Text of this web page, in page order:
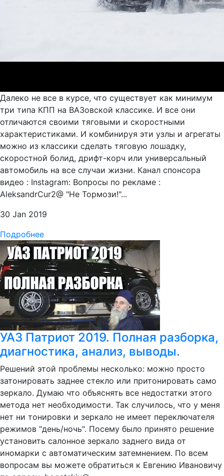
Далеко не все в курсе, что существует как минимум
три типа КПП на ВАЗовской классике. И все они
отличаются своими тяговыми и скоростными
характеристиками. И комбинируя эти узлы и агрегаты
можно из классики сделать тяговую лошадку,
скоростной болид, дрифт-корч или универсальный
автомобиль на все случаи жизни. Канал спонсора
видео : Instagram: Вопросы по рекламе :
AleksandrCur2@ "Не Тормози!"...
30 Jan 2019
Подробнее
УАЗ Патриот 2019. Полная разборка,
диагностика, анализ, выводы.
Решений этой проблемы несколько: можно просто
затонировать заднее стекло или притонировать само
зеркало. Думаю что объяснять все недостатки этого
метода нет необходимости. Так случилось, что у меня
нет ни тонировки и зеркало не имеет переключателя
режимов "день/ночь". Посему было принято решение
установить салонное зеркало заднего вида от
иномарки с автоматическим затемнением. По всем
вопросам вы можете обратиться к Евгению Ивановичу